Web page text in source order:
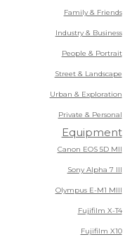
Family & Friends
Industry & Business
People & Portrait
Street & Landscape
Urban & Exploration
Private & Personal
Equipment
Canon EOS 5D MII
Sony Alpha 7 III
Olympus E-M1 MIII
Fujifilm X-T4
Fujifilm X10